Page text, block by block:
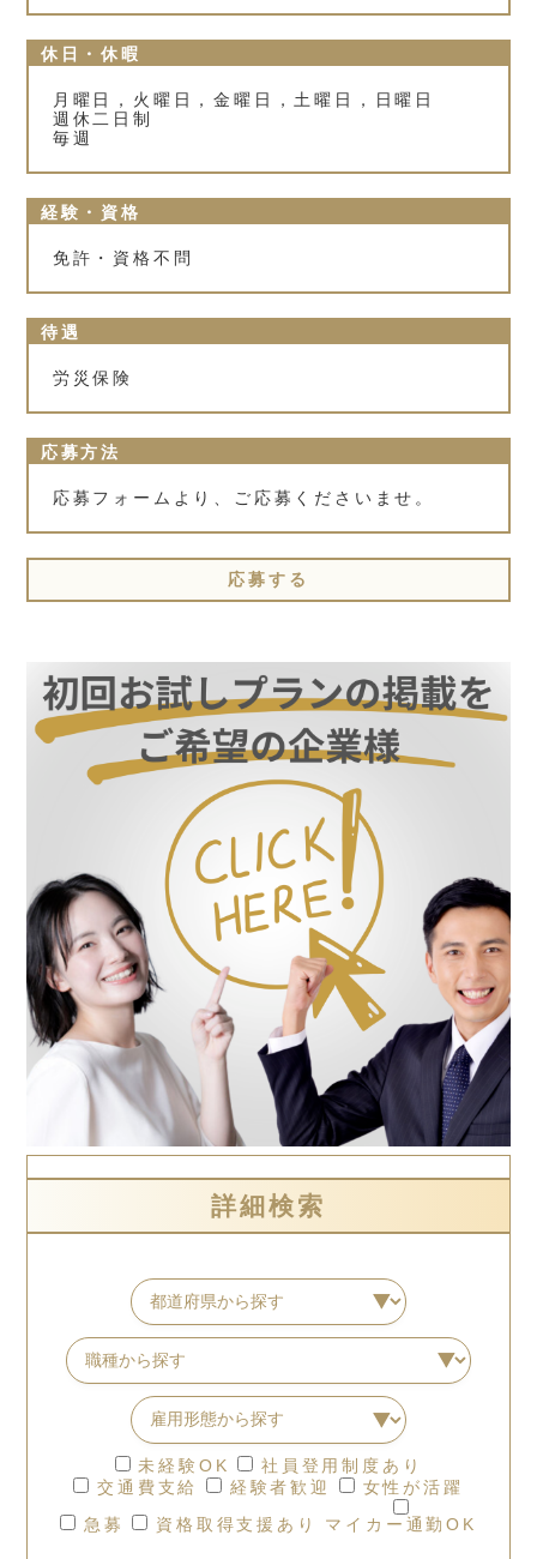
詳細検索
未経験OK
社員登用制度あり
交通費支給
経験者歓迎
女性が活躍
急募
資格取得支援あり マイカー通勤OK
休日・休暇
月曜日，火曜日，金曜日，土曜日，日曜日
週休二日制
毎週
経験・資格
免許・資格不問
待遇
労災保険
応募方法
応募フォームより、ご応募くださいませ。
応募する